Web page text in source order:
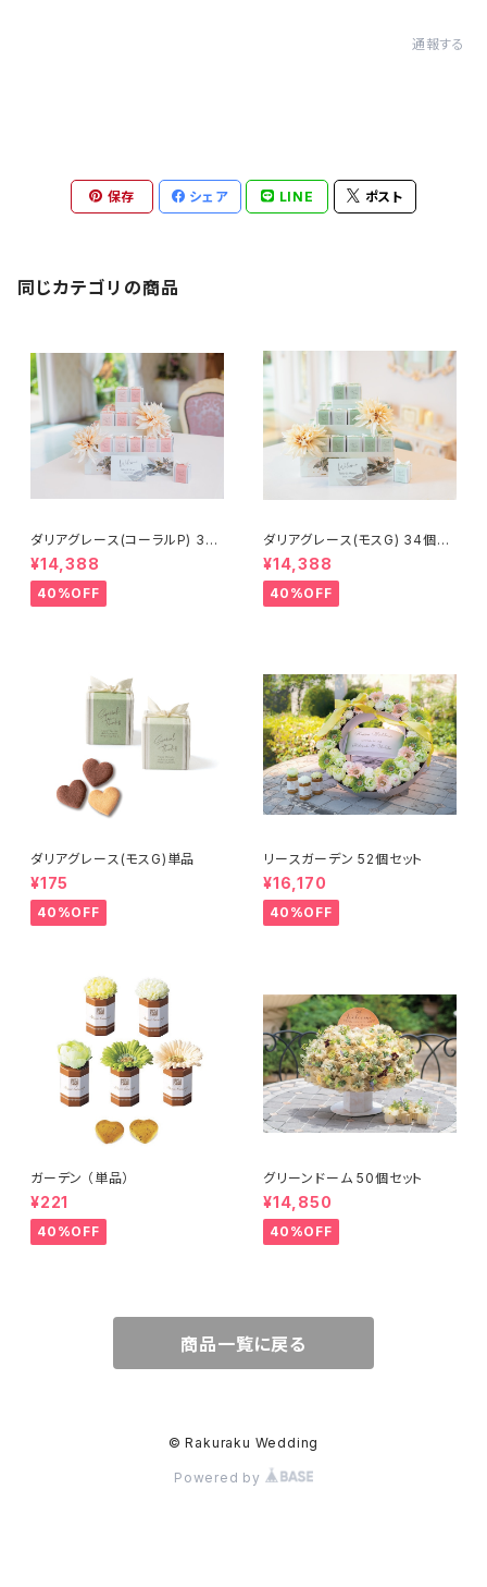
通報する
保存 シェア LINE ポスト
同じカテゴリの商品
ダリアグレース(コーラルP) 34
個セット
¥14,388
40%OFF
ダリアグレース(モスG) 34個セ
ット
¥14,388
40%OFF
ダリアグレース(モスG)単品
¥175
40%OFF
リースガーデン 52個セット
¥16,170
40%OFF
ガーデン （単品）
¥221
40%OFF
グリーンドーム 50個セット
¥14,850
40%OFF
商品一覧に戻る
© Rakuraku Wedding
Powered by